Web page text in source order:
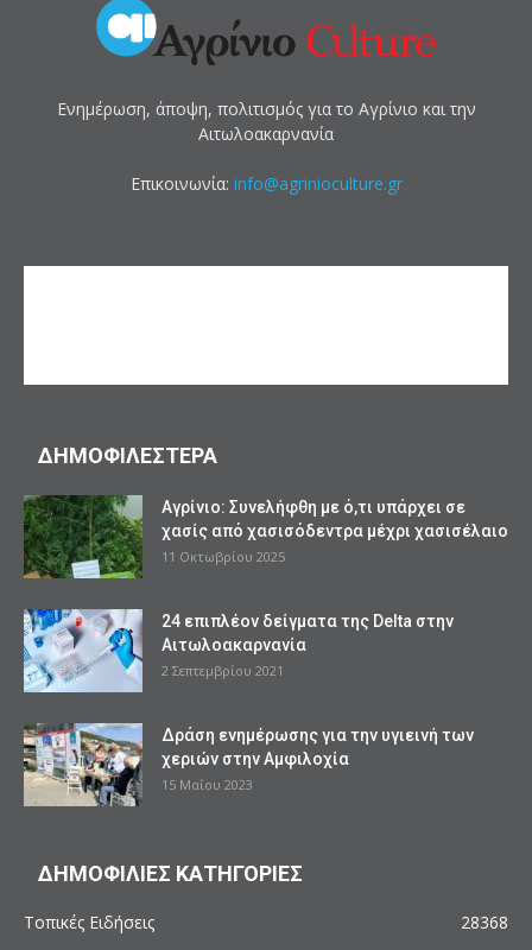
Ενημέρωση, άποψη, πολιτισμός για το Αγρίνιο και την
Αιτωλοακαρνανία
Επικοινωνία: info@agrinioculture.gr
ΔΗΜΟΦΙΛΕΣΤΕΡΑ
Αγρίνιο: Συνελήφθη με ό,τι υπάρχει σε
χασίς από χασισόδεντρα μέχρι χασισέλαιο
11 Οκτωβρίου 2025
24 επιπλέον δείγματα της Delta στην
Αιτωλοακαρνανία
2 Σεπτεμβρίου 2021
Δράση ενημέρωσης για την υγιεινή των
χεριών στην Αμφιλοχία
15 Μαΐου 2023
ΔΗΜΟΦΙΛΙΕΣ ΚΑΤΗΓΟΡΙΕΣ
Τοπικές Ειδήσεις
28368